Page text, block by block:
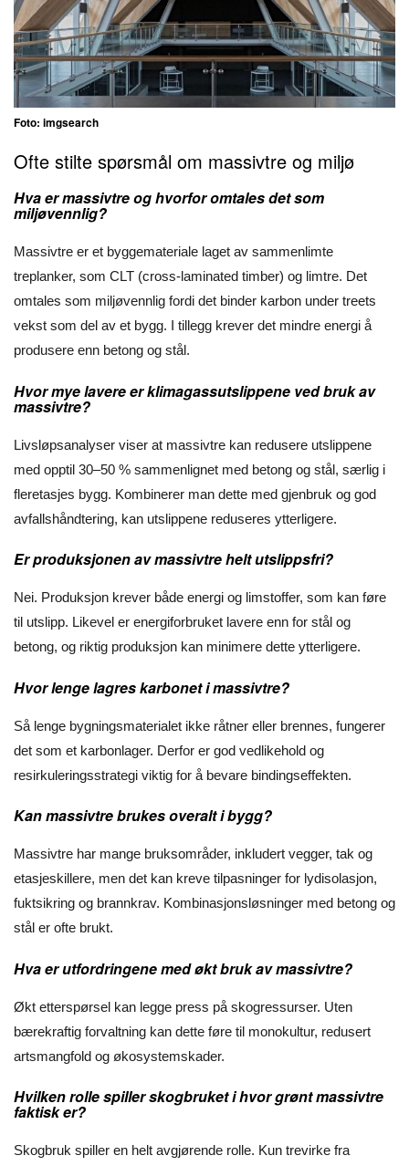
Foto: imgsearch
Ofte stilte spørsmål om massivtre og miljø
Hva er massivtre og hvorfor omtales det som
miljøvennlig?
Massivtre er et byggemateriale laget av sammenlimte
treplanker, som CLT (cross-laminated timber) og limtre. Det
omtales som miljøvennlig fordi det binder karbon under treets
vekst som del av et bygg. I tillegg krever det mindre energi å
produsere enn betong og stål.
Hvor mye lavere er klimagassutslippene ved bruk av
massivtre?
Livsløpsanalyser viser at massivtre kan redusere utslippene
med opptil 30–50 % sammenlignet med betong og stål, særlig i
fleretasjes bygg. Kombinerer man dette med gjenbruk og god
avfallshåndtering, kan utslippene reduseres ytterligere.
Er produksjonen av massivtre helt utslippsfri?
Nei. Produksjon krever både energi og limstoffer, som kan føre
til utslipp. Likevel er energiforbruket lavere enn for stål og
betong, og riktig produksjon kan minimere dette ytterligere.
Hvor lenge lagres karbonet i massivtre?
Så lenge bygningsmaterialet ikke råtner eller brennes, fungerer
det som et karbonlager. Derfor er god vedlikehold og
resirkuleringsstrategi viktig for å bevare bindingseffekten.
Kan massivtre brukes overalt i bygg?
Massivtre har mange bruksområder, inkludert vegger, tak og
etasjeskillere, men det kan kreve tilpasninger for lydisolasjon,
fuktsikring og brannkrav. Kombinasjonsløsninger med betong og
stål er ofte brukt.
Hva er utfordringene med økt bruk av massivtre?
Økt etterspørsel kan legge press på skogressurser. Uten
bærekraftig forvaltning kan dette føre til monokultur, redusert
artsmangfold og økosystemskader.
Hvilken rolle spiller skogbruket i hvor grønt massivtre
faktisk er?
Skogbruk spiller en helt avgjørende rolle. Kun trevirke fra